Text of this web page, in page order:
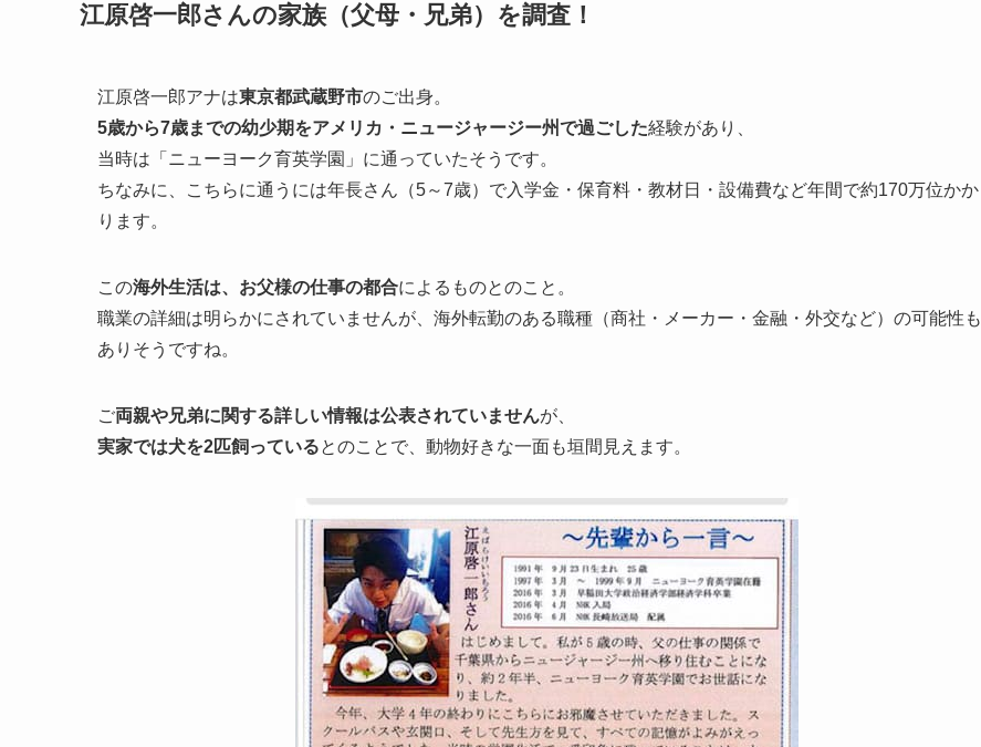
江原啓一郎さんの家族（父母・兄弟）を調査！
江原啓一郎アナは東京都武蔵野市のご出身。
5歳から7歳までの幼少期をアメリカ・ニュージャージー州で過ごした経験があり、
当時は「ニューヨーク育英学園」に通っていたそうです。
ちなみに、こちらに通うには年長さん（5～7歳）で入学金・保育料・教材日・設備費など年間で約170万位かか
ります。
この海外生活は、お父様の仕事の都合によるものとのこと。
職業の詳細は明らかにされていませんが、海外転勤のある職種（商社・メーカー・金融・外交など）の可能性も
ありそうですね。
ご両親や兄弟に関する詳しい情報は公表されていませんが、
実家では犬を2匹飼っているとのことで、動物好きな一面も垣間見えます。